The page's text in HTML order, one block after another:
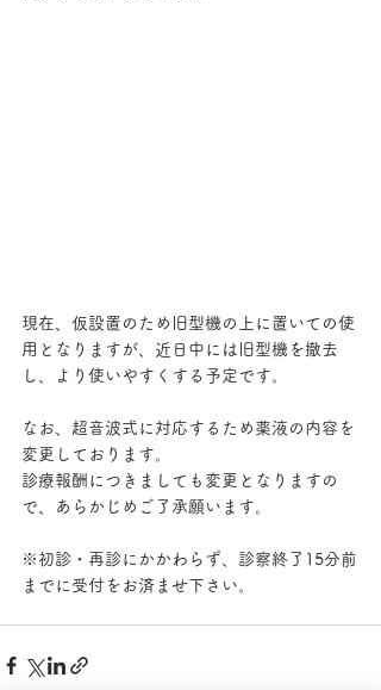
現在、仮設置のため旧型機の上に置いての使
用となりますが、近日中には旧型機を撤去
し、より使いやすくする予定です。
なお、超音波式に対応するため薬液の内容を
変更しております。
診療報酬につきましても変更となりますの
で、あらかじめご了承願います。
※初診・再診にかかわらず、診察終了15分前
までに受付をお済ませ下さい。